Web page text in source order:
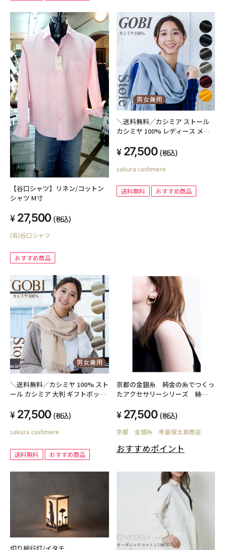
【谷口シャツ】リネン/コットン
シャツ M寸
27,500 (税込)
(有)谷口シャツ
おすすめ商品
＼送料無料／カシミア ストール
カシミヤ 100% レディース メン
ル 大判ストール カシミア マフラ
トボックス無料 秋冬 防寒 羽織り
27,500 (税込)
sakura cashmere
送料無料 おすすめ商品
＼送料無料／カシミヤ 100% スト
ール カシミア 大判 ギフトボック
色 無漂白 ゴビ メンズ レディース
ユニセックス 男女兼用 秋冬 誕生
日 ギフト プレゼント 白 ベージュ
27,500 (税込)
sakura cashmere
送料無料 おすすめ商品
京都の金銀糸 純金の糸でつくっ
たアクセサリーシリーズ 絲
27,500 (税込)
京都 金銀糸 寺島保太良商店
おすすめポイント
切り絵行灯/イタチ